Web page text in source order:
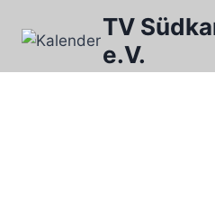
Inhalt
TV
e.V.